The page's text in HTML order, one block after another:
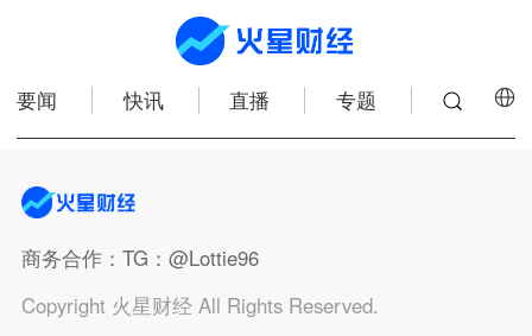
要闻 快讯 直播 专题
商务合作：TG：@Lottie96
Copyright 火星财经 All Rights Reserved.